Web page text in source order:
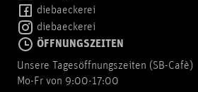
diebaeckerei
diebaeckerei
ÖFFNUNGSZEITEN
Unsere Tagesöffnungszeiten (SB-Cafè)
Mo-Fr von 9:00-17:00